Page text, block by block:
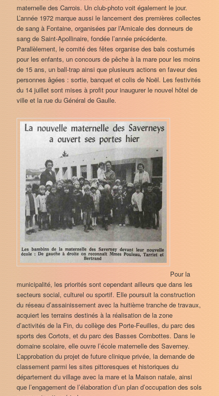
maternelle des Carrois. Un club-photo voit également le jour.
L’année 1972 marque aussi le lancement des premières collectes
de sang à Fontaine, organisées par l’Amicale des donneurs de
sang de Saint-Apollinaire, fondée l’année précédente.
Parallèlement, le comité des fêtes organise des bals costumés
pour les enfants, un concours de pêche à la mare pour les moins
de 15 ans, un ball-trap ainsi que plusieurs actions en faveur des
personnes âgées : sortie, banquet et colis de Noël. Les festivités
du 14 juillet sont mises à profit pour inaugurer le nouvel hôtel de
ville et la rue du Général de Gaulle.
Pour la
municipalité, les priorités sont cependant ailleurs que dans les
secteurs social, culturel ou sportif. Elle poursuit la construction
du réseau d’assainissement avec la huitième tranche de travaux,
acquiert les terrains destinés à la réalisation de la zone
d’activités de la Fin, du collège des Porte-Feuilles, du parc des
sports des Cortots, et du parc des Basses Combottes. Dans le
domaine scolaire, elle ouvre l’école maternelle des Saverney.
L’approbation du projet de future clinique privée, la demande de
classement parmi les sites pittoresques et historiques du
département du village avec la mare et la Maison natale, ainsi
que l’engagement de l’élaboration d’un plan d’occupation des sols